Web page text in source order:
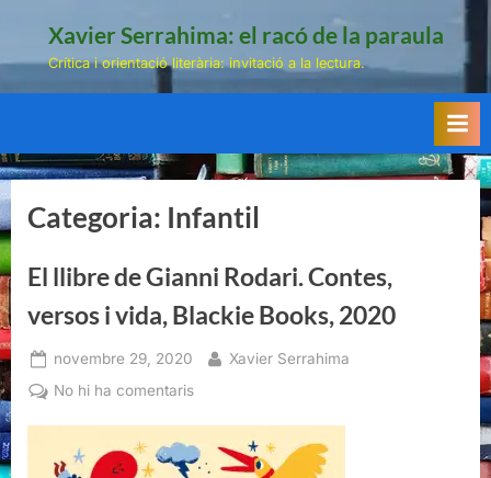
Xavier Serrahima: el racó de la paraula
Crítica i orientació literària: invitació a la lectura.
Categoria: Infantil
El llibre de Gianni Rodari. Contes,
versos i vida, Blackie Books, 2020
Posted
on
novembre 29, 2020 By
Xavier Serrahima
No hi ha comentarisa
de